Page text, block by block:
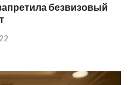
безвизовый